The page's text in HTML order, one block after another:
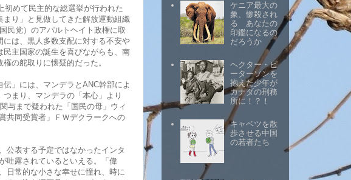
初めて民主的な総選挙が行われた
り」と見做してきた解放運動組織
民党）のアパルトヘイト政権に取
は、黒人多数支配に対する不安や
主国家の誕生を喜びながらも、南
の舵取りに懐疑的だった。
」には、マンデラとANC幹部によ
まり、マンデラの「本心」より
与まで疑われた「国民の母」ウィ
共同受賞者」ＦＷデクラークへの
公表する予定ではなかったインタ
吐露されているといえる。「偉
日常的な小さな幸せに憧れ、時に
ケニア最大の
象、惨殺され
る あなたの
印鑑になるの
だろうか
ヘクター・ピ
ーターソンを
抱えた少年が
カナダの刑務
所に！？！
キャベツを散
歩させる中国
の若者たち